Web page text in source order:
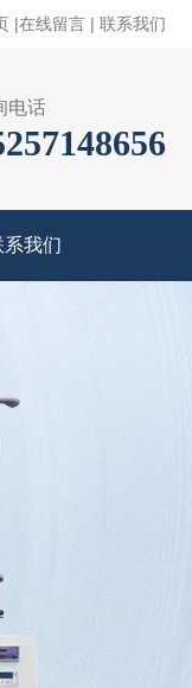
|在线留言 | 联系我们
电话
系我们